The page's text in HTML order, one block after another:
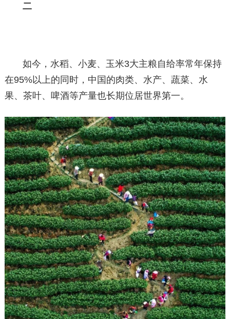
二
如今，水稻、小麦、玉米3大主粮自给率常年保持
在95%以上的同时，中国的肉类、水产、蔬菜、水
果、茶叶、啤酒等产量也长期位居世界第一。